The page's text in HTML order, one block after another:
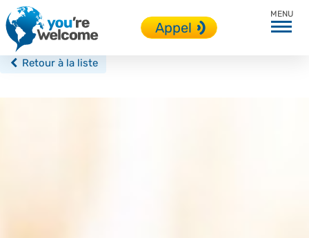
Appel
Toutes nos destinations
Retour à la liste